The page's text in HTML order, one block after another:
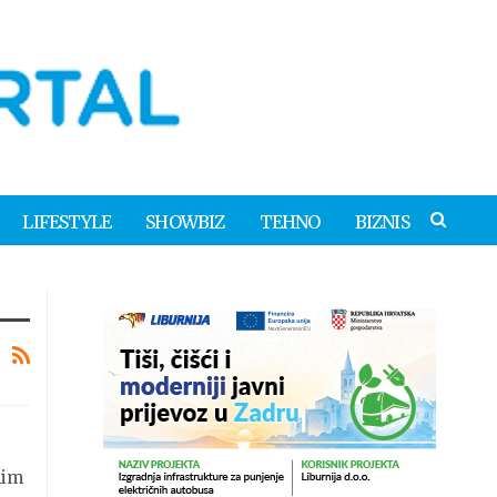
LIFESTYLE SHOWBIZ TEHNO BIZNIS